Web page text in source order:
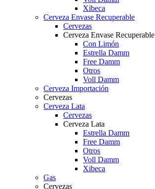
Xibeca
Cerveza Envase Recuperable
Cervezas
Cerveza Envase Recuperable
Con Limón
Estrella Damm
Free Damm
Otros
Voll Damm
Cerveza Importación
Cervezas
Cerveza Lata
Cervezas
Cerveza Lata
Estrella Damm
Free Damm
Otros
Voll Damm
Xibeca
Gas
Cervezas